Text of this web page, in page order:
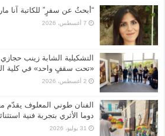
“أبحثُ عن سفرٍ” للكاتبة آنا
7 أغسطس، 2026
التشكيلية الشابة زينب
«تحت سقفٍ واحد» في كلية
2 أغسطس، 2026
الفنان طوني المعلوف
دوما الأثري بتجربة فنية
31 يوليو، 2026